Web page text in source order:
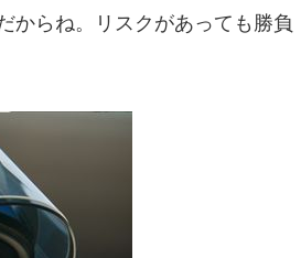
からね。リスクがあっても勝負